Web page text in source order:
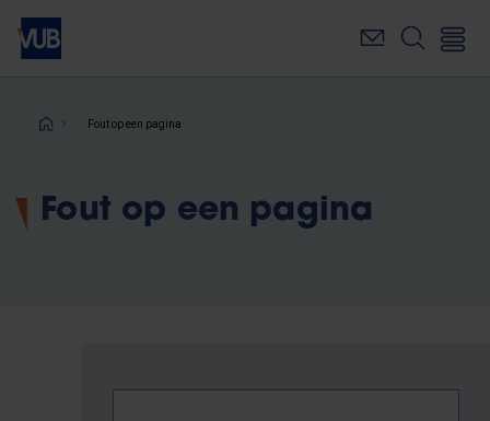
Overslaan
naar
inhoudKruimelpad
Fout op een pagina
Fout op een pagina